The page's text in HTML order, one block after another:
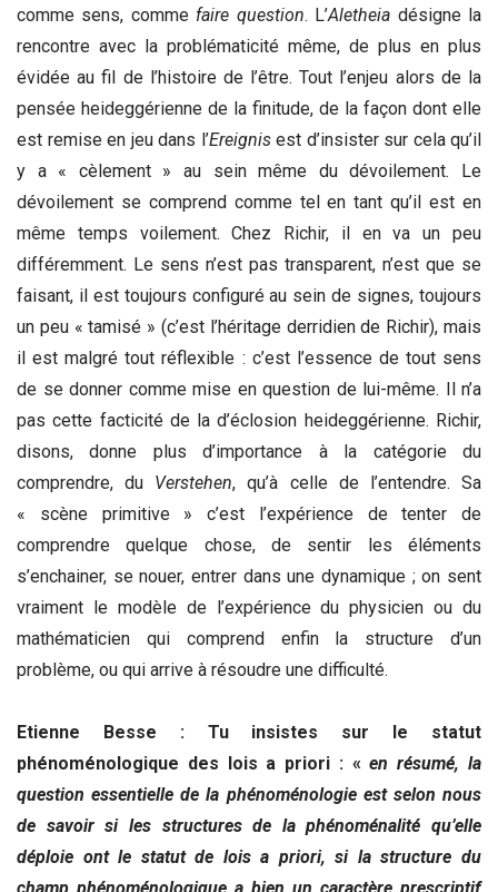
comme sens, comme faire question. L’Aletheia désigne la
rencontre avec la problématicité même, de plus en plus
évidée au fil de l’histoire de l’être. Tout l’enjeu alors de la
pensée heideggérienne de la finitude, de la façon dont elle
est remise en jeu dans l’Ereignisest d’insister sur cela qu’il
y a « cèlement » au sein même du dévoilement. Le
dévoilement se comprend comme tel en tant qu’il est en
même temps voilement. Chez Richir, il en va un peu
différemment. Le sens n’est pas transparent, n’est que se
faisant, il est toujours configuré au sein de signes, toujours
un peu « tamisé » (c’est l’héritage derridien de Richir), mais
il est malgré tout réflexible : c’est l’essence de tout sens
de se donner comme mise en question de lui-même. Il n’a
pas cette facticité de la d’éclosion heideggérienne. Richir,
disons, donne plus d’importance à la catégorie du
comprendre, du Verstehen, qu’à celle de l’entendre. Sa
« scène primitive » c’est l’expérience de tenter de
comprendre quelque chose, de sentir les éléments
s’enchainer, se nouer, entrer dans une dynamique ; on sent
vraiment le modèle de l’expérience du physicien ou du
mathématicien qui comprend enfin la structure d’un
problème, ou qui arrive à résoudre une difficulté.
Etienne Besse : Tu insistes sur le statut
phénoménologique des lois a priori : «en résumé, la
question essentielle de la phénoménologie est selon nous
de savoir si les structures de la phénoménalité qu’elle
déploie ont le statut de lois a priori, si la structure du
champ phénoménologique a bien un caractère prescriptif